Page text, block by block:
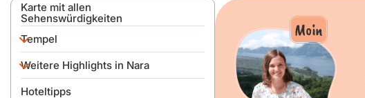
Karte mit allen
Sehenswürdigkeiten
Tempel
Tōdai-ji Tempel
Kasuga-Taisha Schrein
Weitere Highlights in Nara
Nara Park & Rehe
Hoteltipps
Moin